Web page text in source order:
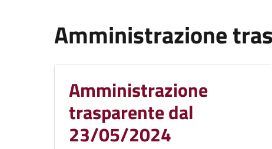
Amministrazione
Amministrazione
trasparente dal
23/05/2024